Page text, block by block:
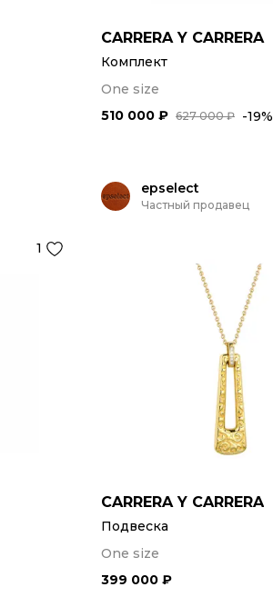
CARRERA Y CARRERA
Комплект
One size
627 000 ₽
510 000 ₽ -19%
1
epselect
Частный продавец
CARRERA Y CARRERA
Подвеска
One size
399 000 ₽